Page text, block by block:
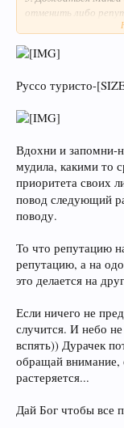
отменить либо
из-за этой дряни
импотенты
з.ы. Если ни чего
оттока более
уже поперёк горла) .
4. Всем опять
намерениями.
Руссо туристо-
Вдохни и запомни-
мудила, какими то
приоритета своих
повод следующий
поводу.
То что репутацию
репутацию, а на
это делается на
Если ничего не
случится. И небо
вспять)) Дурачек
обращай внимание,
растеряется...
Дай Бог чтобы все